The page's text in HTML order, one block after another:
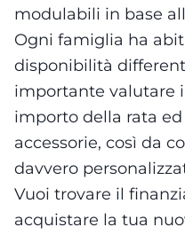
modulabili in base
Ogni famiglia ha
disponibilità
importante valutare
importo della rata
accessorie, così da
davvero
Vuoi trovare il
acquistare la tua